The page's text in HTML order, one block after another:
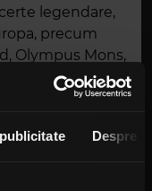
Despre
legendare,
precum
Olympus Mons,
de nebunie,
poate fi mai